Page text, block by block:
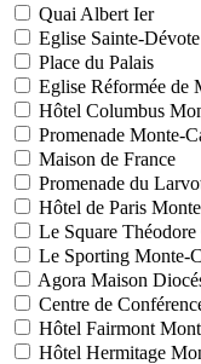
Quai Albert Ier
Eglise Sainte-Dévote
Place du Palais
Eglise Réformée de
Hôtel Columbus
Promenade Monte-
Maison de France
Promenade du
Hôtel de Paris
Le Square Théodore
Le Sporting Monte-
Agora Maison
Centre de
Hôtel Fairmont
Hôtel Hermitage